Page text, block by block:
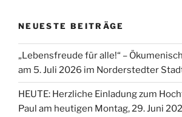
NEUESTE BEITRÄGE
„Lebensfreude für alle!“ –
am 5. Juli 2026 im Norderstedter
HEUTE: Herzliche Einladung zum
Paul am heutigen Montag, 29. Juni